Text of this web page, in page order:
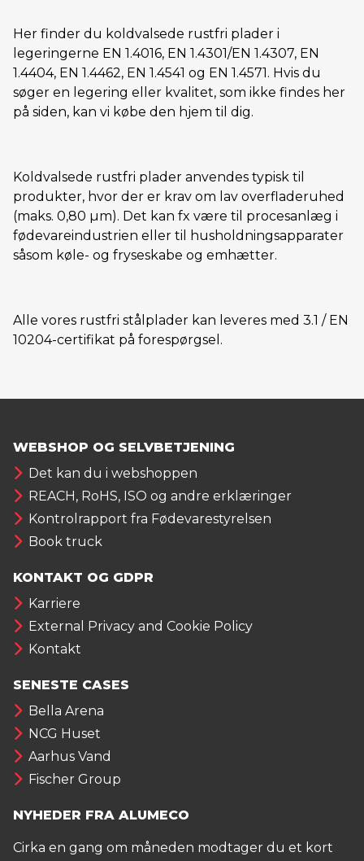
Her finder du koldvalsede rustfri plader i
legeringerne EN 1.4016, EN 1.4301/EN 1.4307, EN
1.4404, EN 1.4462, EN 1.4541 og EN 1.4571. Hvis du
søger en legering eller kvalitet, som ikke findes her
på siden, kan vi købe den hjem til dig.
Koldvalsede rustfri plader anvendes typisk til
produkter, hvor der er krav om lav overfladeruhed
(maks. 0,80 µm). Det kan fx være til procesanlæg i
fødevareindustrien eller til husholdningsapparater
såsom køle- og fryseskabe og emhætter.
Alle vores rustfri stålplader kan leveres med 3.1 / EN
10204-certifikat på forespørgsel.
WEBSHOP OG SELVBETJENING
Det kan du i webshoppen
REACH, RoHS, ISO og andre erklæringer
Kontrolrapport fra Fødevarestyrelsen
Book truck
KONTAKT OG GDPR
Karriere
External Privacy and Cookie Policy
Kontakt
SENESTE CASES
Bella Arena
NCG Huset
Aarhus Vand
Fischer Group
NYHEDER FRA ALUMECO
Cirka en gang om måneden modtager du et kort